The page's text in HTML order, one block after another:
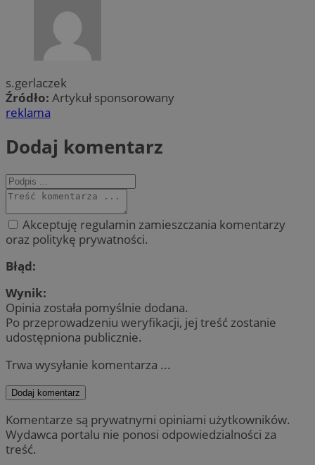
s.gerlaczek
Źródło: Artykuł sponsorowany
reklama
Dodaj komentarz
Akceptuję regulamin zamieszczania komentarzy
oraz politykę prywatności.
Błąd:
Wynik:
Opinia została pomyślnie dodana.
Po przeprowadzeniu weryfikacji, jej treść zostanie
udostępniona publicznie.
Trwa wysyłanie komentarza ...
Dodaj komentarz
Komentarze są prywatnymi opiniami użytkowników.
Wydawca portalu nie ponosi odpowiedzialności za
treść.